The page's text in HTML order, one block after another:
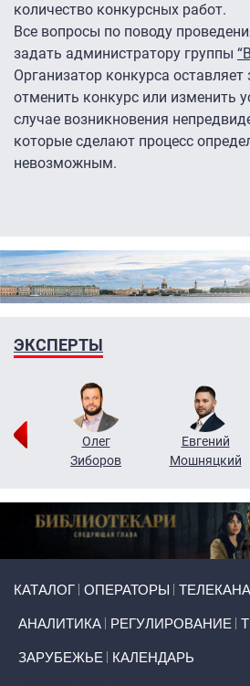
количество конкурсных работ.
Все вопросы по поводу
задать администратору группы
Организатор конкурса оставляет
отменить конкурс или изменить
случае возникновения
которые сделают процесс
невозможным.
ЭКСПЕРТЫ
Олег
Зиборов
Евгений
Мошняцкий
КАТАЛОГ ОПЕРАТОРЫ
АНАЛИТИКА РЕГУЛИРОВАНИЕ
ЗАРУБЕЖЬЕ КАЛЕНДАРЬ